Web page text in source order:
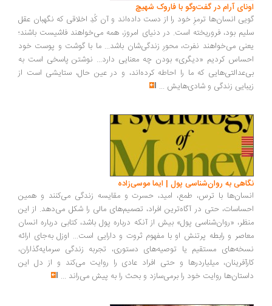
آرام در گفت‌وگو با فاروک شهیچ‭
انسان‌ها ترمزِ خود را از دست داده‌اند و آن کُدِ اخلاقی که نگهبان عقل
بود، فروریخته است. در دنیای امروز، همه می‌خواهند فاشیست باشند؛
می‌خواهند نفرت، محورِ زندگی‌شان باشد... ما با گوشت و پوست خود
کردیم «دیگری» بودن چه معنایی دارد... نوشتن پاسخی است به
که ما را احاطه کرده‌اند، و در عین حال، ستایشی است از
زندگی و شادی‌هایش...
به روان‌شناسی پول | ایما موسی‌زاده
با ترس، طمع، امید، حسرت و مقایسه زندگی می‌کنند و همین
حتی در آگاه‌ترین افراد، تصمیم‌های مالی را شکل می‌دهد. از این
«روان‌شناسی پول» بیش از آنکه درباره پول باشد، کتابی درباره انسان
و رابطه پرتنش او با مفهوم ثروت و دارایی است... اوزل به‌جای ارائه
مستقیم یا توصیه‌های دستوری، تجربه زندگی سرمایه‌گذاران،
میلیاردرها و حتی افراد عادی را روایت می‌کند و از دل این
روایت خود را برمی‌سازد و بحث را به پیش می‌راند ...